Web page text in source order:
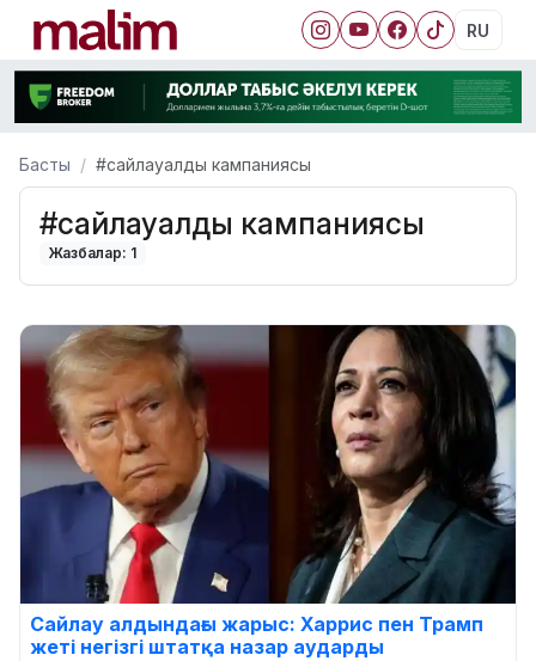
RU
Басты #сайлауалды кампаниясы
#сайлауалды кампаниясы
Жазбалар: 1
Сайлау алдындағы жарыс: Харрис пен Трамп
жеті негізгі штатқа назар аударды